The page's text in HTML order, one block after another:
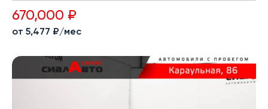
670,000 ₽
от 5,477 ₽/мес